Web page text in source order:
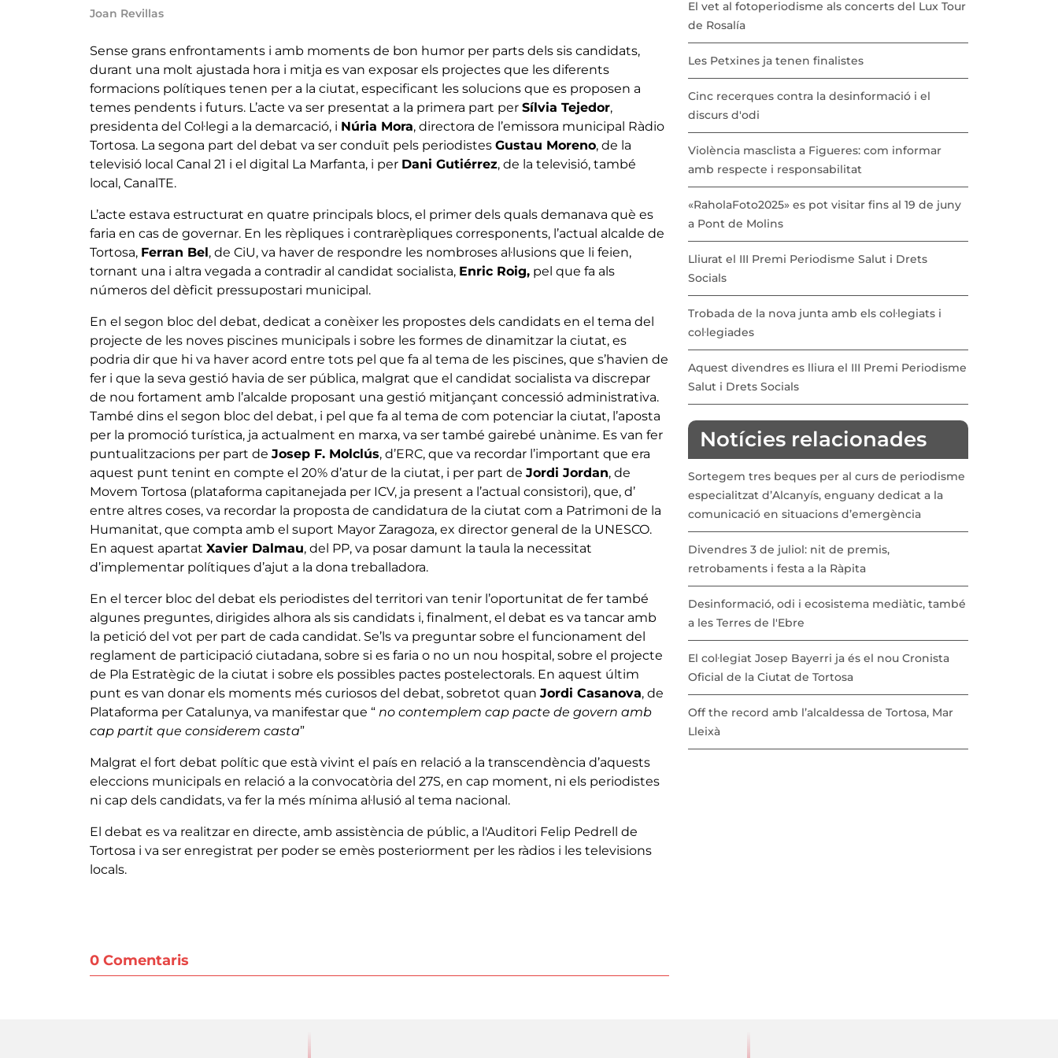
Joan Revillas
Sense grans enfrontaments i amb moments de bon humor per parts dels sis candidats,
durant una molt ajustada hora i mitja es van exposar els projectes que les diferents
formacions polítiques tenen per a la ciutat, especificant les solucions que es proposen a
temes pendents i futurs. L’acte va ser presentat a la primera part per Sílvia Tejedor,
presidenta del Col·legi a la demarcació, i Núria Mora, directora de l’emissora municipal Ràdio
Tortosa. La segona part del debat va ser conduït pels periodistes Gustau Moreno, de la
televisió local Canal 21 i el digital La Marfanta, i per Dani Gutiérrez, de la televisió, també
local, CanalTE.
L’acte estava estructurat en quatre principals blocs, el primer dels quals demanava què es
faria en cas de governar. En les rèpliques i contrarèpliques corresponents, l’actual alcalde de
Tortosa, Ferran Bel, de CiU, va haver de respondre les nombroses al·lusions que li feien,
tornant una i altra vegada a contradir al candidat socialista, Enric Roig, pel que fa als
números del dèficit pressupostari municipal.
En el segon bloc del debat, dedicat a conèixer les propostes dels candidats en el tema del
projecte de les noves piscines municipals i sobre les formes de dinamitzar la ciutat, es
podria dir que hi va haver acord entre tots pel que fa al tema de les piscines, que s’havien de
fer i que la seva gestió havia de ser pública, malgrat que el candidat socialista va discrepar
de nou fortament amb l’alcalde proposant una gestió mitjançant concessió administrativa.
També dins el segon bloc del debat, i pel que fa al tema de com potenciar la ciutat, l’aposta
per la promoció turística, ja actualment en marxa, va ser també gairebé unànime. Es van fer
puntualitzacions per part de Josep F. Molclús, d’ERC, que va recordar l’important que era
aquest punt tenint en compte el 20% d’atur de la ciutat, i per part de Jordi Jordan, de
Movem Tortosa (plataforma capitanejada per ICV, ja present a l’actual consistori), que, d’
entre altres coses, va recordar la proposta de candidatura de la ciutat com a Patrimoni de la
Humanitat, que compta amb el suport Mayor Zaragoza, ex director general de la UNESCO.
En aquest apartat Xavier Dalmau, del PP, va posar damunt la taula la necessitat
d’implementar polítiques d’ajut a la dona treballadora.
En el tercer bloc del debat els periodistes del territori van tenir l’oportunitat de fer també
algunes preguntes, dirigides alhora als sis candidats i, finalment, el debat es va tancar amb
la petició del vot per part de cada candidat. Se’ls va preguntar sobre el funcionament del
reglament de participació ciutadana, sobre si es faria o no un nou hospital, sobre el projecte
de Pla Estratègic de la ciutat i sobre els possibles pactes postelectorals. En aquest últim
punt es van donar els moments més curiosos del debat, sobretot quan Jordi Casanova, de
Plataforma per Catalunya, va manifestar que “ no contemplem cap pacte de govern amb
cap partit que considerem casta”
Malgrat el fort debat polític que està vivint el país en relació a la transcendència d’aquests
eleccions municipals en relació a la convocatòria del 27S, en cap moment, ni els periodistes
ni cap dels candidats, va fer la més mínima al·lusió al tema nacional.
El debat es va realitzar en directe, amb assistència de públic, a l'Auditori Felip Pedrell de
Tortosa i va ser enregistrat per poder se emès posteriorment per les ràdios i les televisions
locals.
0 Comentaris
El vet al fotoperiodisme als concerts del Lux Tour
de Rosalía
Les Petxines ja tenen finalistes
Cinc recerques contra la desinformació i el
discurs d'odi
Violència masclista a Figueres: com informar
amb respecte i responsabilitat
«RaholaFoto2025» es pot visitar fins al 19 de juny
a Pont de Molins
Lliurat el III Premi Periodisme Salut i Drets
Socials
Trobada de la nova junta amb els col·legiats i
col·legiades
Aquest divendres es lliura el III Premi Periodisme
Salut i Drets Socials
Notícies relacionades
Sortegem tres beques per al curs de periodisme
especialitzat d’Alcanyís, enguany dedicat a la
comunicació en situacions d’emergència
Divendres 3 de juliol: nit de premis,
retrobaments i festa a la Ràpita
Desinformació, odi i ecosistema mediàtic, també
a les Terres de l'Ebre
El col·legiat Josep Bayerri ja és el nou Cronista
Oficial de la Ciutat de Tortosa
Off the record amb l’alcaldessa de Tortosa, Mar
Lleixà